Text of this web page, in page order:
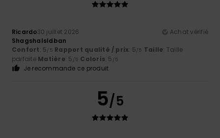
Ricardo30 juillet 2026
Achat vérifié
Shagshalsldban
Confort: 5/5 Rapport qualité / prix: 5/5 Taille: Taille
parfaite Matière: 5 /5 Coloris: 5 /5
Je recommande ce produit
5/5